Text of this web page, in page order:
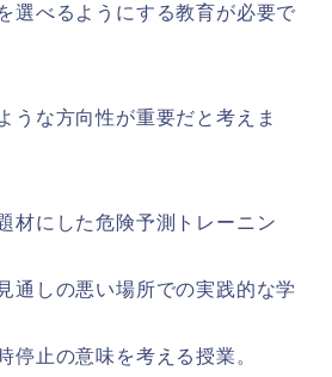
選べるようにする教育が必要で
うな方向性が重要だと考えま
材にした危険予測トレーニン
通しの悪い場所での実践的な学
停止の意味を考える授業。